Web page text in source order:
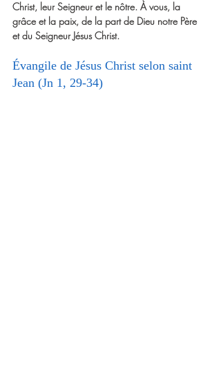
Christ, leur Seigneur et le nôtre. À vous, la
grâce et la paix, de la part de Dieu notre Père
et du Seigneur Jésus Christ.
Évangile de Jésus Christ selon saint
Jean (Jn 1, 29-34)